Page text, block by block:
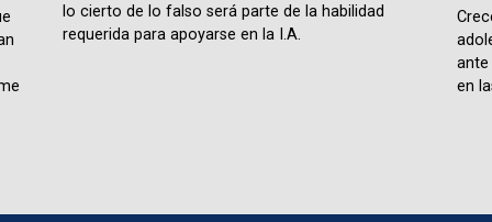
lo cierto de lo falso será parte de la habilidad
requerida para apoyarse en la I.A.
en